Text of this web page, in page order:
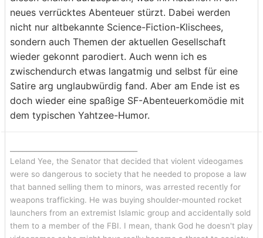
neues verrücktes Abenteuer stürzt. Dabei werden
nicht nur altbekannte Science-Fiction-Klischees,
sondern auch Themen der aktuellen Gesellschaft
wieder gekonnt parodiert. Auch wenn ich es
zwischendurch etwas langatmig und selbst für eine
Satire arg unglaubwürdig fand. Aber am Ende ist es
doch wieder eine spaßige SF-Abenteuerkomödie mit
dem typischen Yahtzee-Humor.
Leland Yee, the Senator that decided that violent videogames
were so dangerous to society that he needed to propose a law
that banned selling them to minors, was arrested recently for
weapons trafficking. He was buying shoulder-mounted rocket
launchers from an extremist Islamic group and accidentally sold
them to a member of the FBI. I mean, thank God he doesn't play